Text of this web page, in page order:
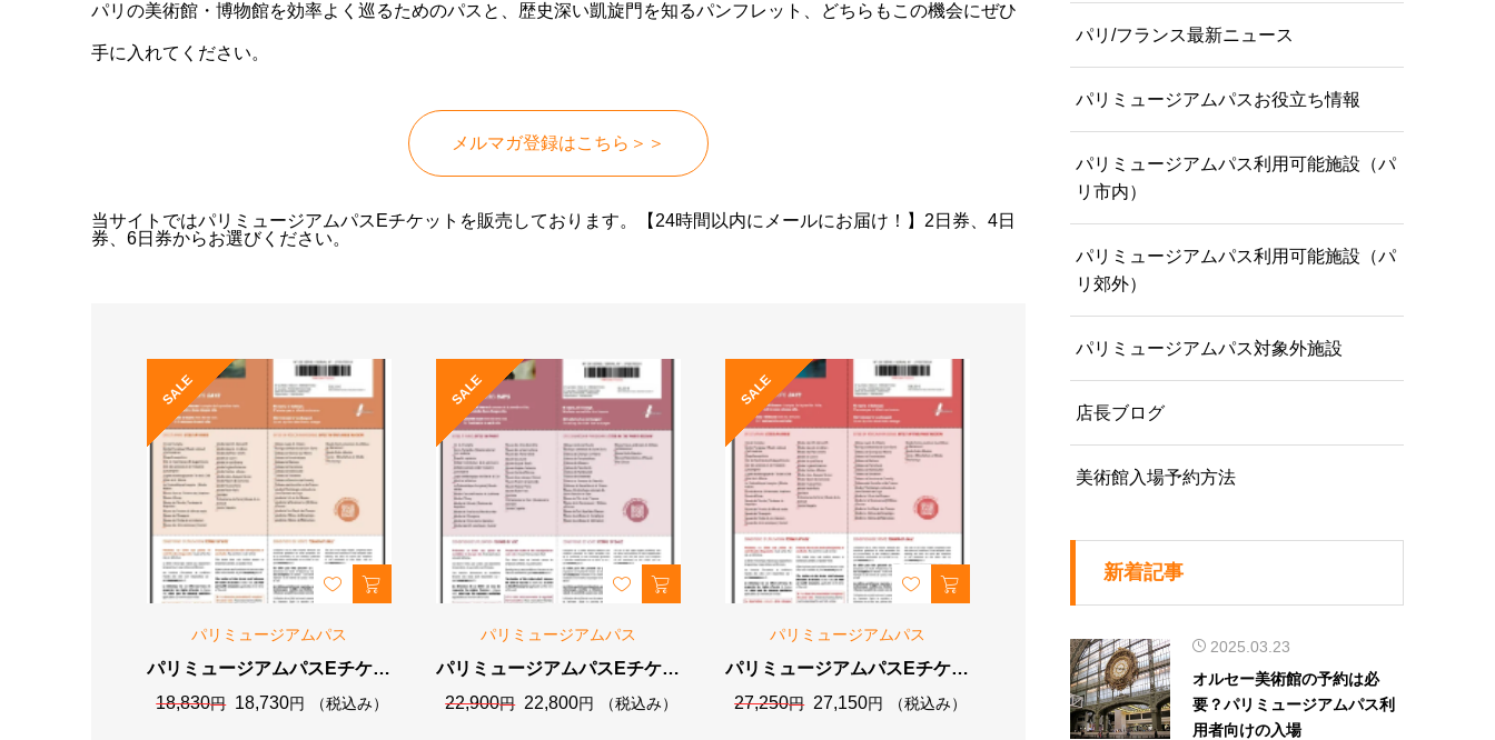
パリの美術館・博物館を効率よく巡るためのパスと、歴史深い凱旋門を知るパンフレット、どちらもこの機会にぜひ
手に入れてください。
メルマガ登録はこちら＞＞
当サイトではパリミュージアムパスEチケットを販売しております。【24時間以内にメールにお届け！】2日券、4日
券、6日券からお選びください。
パリミュージアムパス
パリミュージアムパスEチケッ
ト2日券（48時間）
18,830円
元
18,730円
現
（税込み）
SALE
パリミュージアムパス
パリミュージアムパスEチケッ
ト4日券（96時間）
22,900円
元
22,800円
現
（税込み）
SALE
パリミュージアムパス
パリミュージアムパスEチケッ
ト6日券（144時間）
27,250円
元
27,150円
現
（税込み）
SALE
パリ/フランス最新ニュース
パリミュージアムパスお役立ち情報
パリミュージアムパス利用可能施設（パ
リ市内）
パリミュージアムパス利用可能施設（パ
リ郊外）
パリミュージアムパス対象外施設
店長ブログ
美術館入場予約方法
新着記事
2025.03.23
オルセー美術館の予約は必
要？パリミュージアムパス利
用者向けの入場